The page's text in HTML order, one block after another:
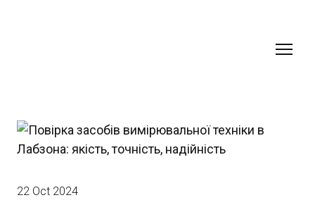
22 Oct 2024